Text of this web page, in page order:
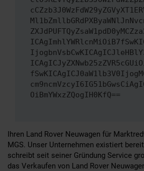
OiBmYWxzZQogIH0KfQ==
Ihren Land Rover Neuwagen für
MGS. Unser Unternehmen existiert
schreibt seit seiner Gründung Service
das Verkaufen von Land Rover